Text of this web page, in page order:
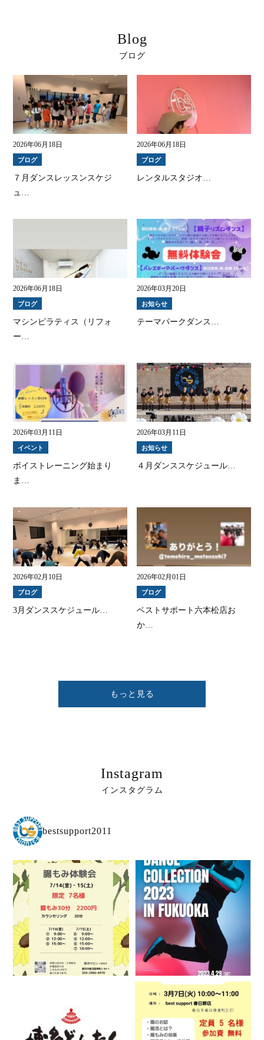
Blog
ブログ
2026年06月18日
ブログ
７月ダンスレッスンスケジ
ュ…
2026年06月18日
ブログ
レンタルスタジオ…
2026年06月18日
ブログ
マシンピラティス（リフォ
ー…
2026年03月20日
お知らせ
テーマパークダンス…
2026年03月11日
イベント
ボイストレーニング始まり
ま…
2026年03月11日
お知らせ
４月ダンススケジュール…
2026年02月10日
ブログ
3月ダンススケジュール…
2026年02月01日
ブログ
ベストサポート六本松店お
か…
もっと見る
Instagram
インスタグラム
bestsupport2011